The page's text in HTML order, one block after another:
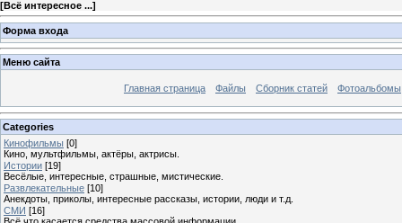
[Всё интересное ...]
Форма входа
Меню сайта
Главная страница Файлы Сборник статей Фотоальбомы
Categories
Кинофильмы [0]
Кино, мультфильмы, актёры, актрисы.
Истории [19]
Весёлые, интересные, страшные, мистические.
Развлекательные [10]
Анекдоты, приколы, интересные рассказы, истории, люди и т.д.
СМИ [16]